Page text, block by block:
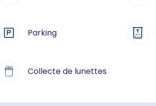
Parking
Collecte de lunettes